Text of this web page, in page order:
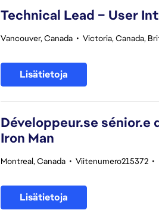
Technical Lead – User
Vancouver, Canada • Victoria, Canada,
Lisätietoja
Développeur.se
Iron Man
Montreal, Canada • Viitenumero215372 •
Lisätietoja